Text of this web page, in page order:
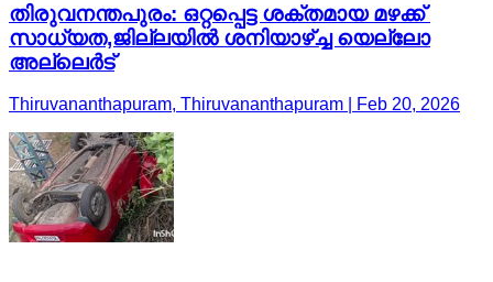
തിരുവനന്തപുരം: ഒറ്റപ്പെട്ട ശക്തമായ മഴക്ക്
സാധ്യത,ജില്ലയിൽ ശനിയാഴ്ച്ച യെല്ലോ
അല്ലെർട്
Thiruvananthapuram, Thiruvananthapuram | Feb 20, 2026